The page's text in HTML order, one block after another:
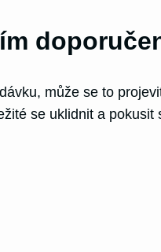
může se to
se uklidnit a